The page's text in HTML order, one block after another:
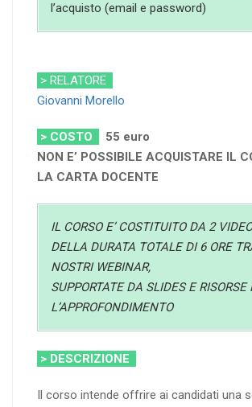
l’acquisto (email e password)
> RELATORE
Giovanni Morello
> COSTO 55 euro
NON E’ POSSIBILE ACQUISTARE IL
LA CARTA DOCENTE
IL CORSO E’ COSTITUITO DA 2
DELLA DURATA TOTALE DI 6 ORE
NOSTRI WEBINAR,
SUPPORTATE DA SLIDES E RISORSE
L’APPROFONDIMENTO
> DESCRIZIONE
Il corso intende offrire ai candidati una